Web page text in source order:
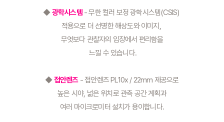
◆ 광학시스템 - 무한 컬러 보정 광학시스템(CSIS)
적용으로 더 선명한 해상도와 이미지,
무엇보다 관찰자의 입장에서 편리함을
느낄 수 있습니다.
◆ 접안렌즈 - 접안렌즈 PL10x / 22mm 제공으로
높은 시야, 넓은 위치로 관측 공간 계획과
여러 마이크로미터 설치가 용이합니다.